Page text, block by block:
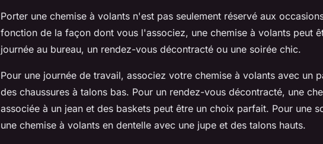
Porter une chemise à volants n'est pas seulement réservé aux
fonction de la façon dont vous l'associez, une chemise à volants peut
journée au bureau, un rendez-vous décontracté ou une soirée chic.
Pour une journée de travail, associez votre chemise à volants avec un
des chaussures à talons bas. Pour un rendez-vous décontracté, une
associée à un jean et des baskets peut être un choix parfait. Pour une
une chemise à volants en dentelle avec une jupe et des talons hauts.